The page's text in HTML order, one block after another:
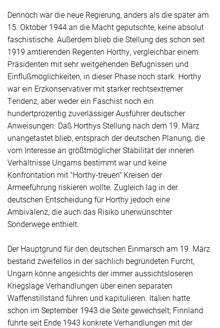
Dennoch war die neue Regierung, anders als die später am
15. Oktober 1944 an die Macht geputschte, keine absolut
faschistische. Außerdem blieb die Stellung des schon seit
1919 amtierenden Regenten Horthy, vergleichbar einem
Präsidenten mit sehr weitgehenden Befugnissen und
Einflußmöglichkeiten, in dieser Phase noch stark. Horthy
war ein Erzkonservativer mit starker rechtsextremer
Tendenz, aber weder ein Faschist noch ein
hundertprozentig zuverlässiger Ausführer deutscher
Anweisungen. Daß Horthys Stellung nach dem 19. März
unangetastet blieb, entsprach der deutschen Planung, die
vom Interesse an größtmöglicher Stabilität der inneren
Verhältnisse Ungarns bestimmt war und keine
Konfrontation mit "Horthy-treuen" Kreisen der
Armeeführung riskieren wollte. Zugleich lag in der
deutschen Entscheidung für Horthy jedoch eine
Ambivalenz, die auch das Risiko unerwünschter
Sonderwege enthielt.
Der Hauptgrund für den deutschen Einmarsch am 19. März
bestand zweifellos in der sachlich begründeten Furcht,
Ungarn könne angesichts der immer aussichtsloseren
Kriegslage Verhandlungen über einen separaten
Waffenstillstand führen und kapitulieren. Italien hatte
schon im September 1943 die Seite gewechselt; Finnland
führte seit Ende 1943 konkrete Verhandlungen mit der